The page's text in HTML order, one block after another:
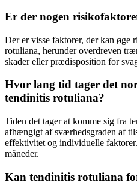
Er der nogen
Der er visse faktorer, der kan
rotuliana, herunder overdreven
skader eller prædisposition for
Hvor lang tid tager det
tendinitis rotuliana?
Tiden det tager at komme sig fra
afhængigt af sværhedsgraden af
effektivitet og individuelle
måneder.
Kan tendinitis rotuliana